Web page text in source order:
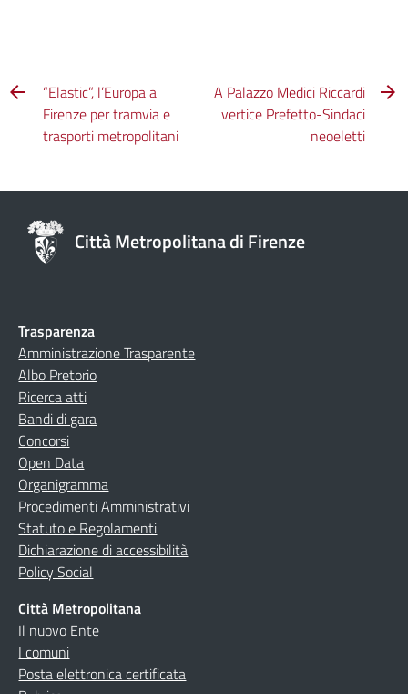
“Elastic”, l’Europa a
Firenze per tramvia e
trasporti metropolitani
A Palazzo Medici Riccardi
vertice Prefetto-Sindaci
neoeletti
Città Metropolitana di Firenze
Trasparenza
Amministrazione Trasparente
Albo Pretorio
Ricerca atti
Bandi di gara
Concorsi
Open Data
Organigramma
Procedimenti Amministrativi
Statuto e Regolamenti
Dichiarazione di accessibilità
Policy Social
Città Metropolitana
Il nuovo Ente
I comuni
Posta elettronica certificata